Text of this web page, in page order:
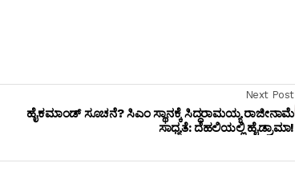
Next Post
ಹೈಕಮಾಂಡ್ ಸೂಚನೆ? ಸಿಎಂ ಸ್ಥಾನಕ್ಕೆ ಸಿದ್ದರಾಮಯ್ಯ ರಾಜೀನಾಮೆ
ಸಾಧ್ಯತೆ: ದೆಹಲಿಯಲ್ಲಿ ಹೈಡ್ರಾಮಾ!